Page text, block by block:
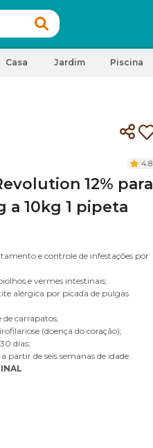
Casa Jardim Piscina
4.8
12% para
a 10kg 1 pipeta
e controle de infestações por
e vermes intestinais;
alérgica por picada de pulgas
carrapatos;
(doença do coração);
dias;
partir de seis semanas de idade.